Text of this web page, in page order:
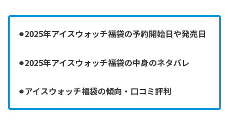
⚫︎2025年アイスウォッチ福袋の予約開始日や発売日
⚫︎2025年アイスウォッチ福袋の中身のネタバレ
⚫︎アイスウォッチ福袋の傾向・口コミ評判